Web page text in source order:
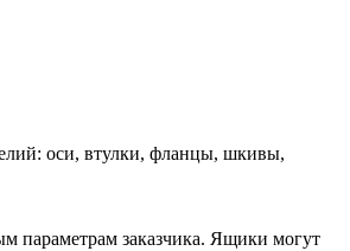
оси, втулки, фланцы, шкивы,
параметрам заказчика. Ящики могут